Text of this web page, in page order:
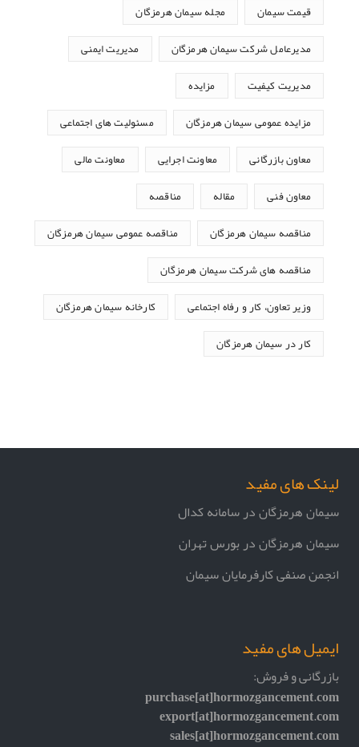
قیمت سیمان مجله سیمان هرمزگان
مدیرعامل شرکت سیمان هرمزگان مدیریت ایمنی
مدیریت کیفیت مزایده
مزایده عمومی سیمان هرمزگان مسئولیت های اجتماعی
معاون بازرگانی معاونت اجرایی معاونت مالی
معاون فنی مقاله مناقصه
مناقصه سیمان هرمزگان مناقصه عمومی سیمان هرمزگان
مناقصه های شرکت سیمان هرمزگان
وزیر تعاون، کار و رفاه اجتماعی کارخانه سیمان هرمزگان
کار در سیمان هرمزگان
لینک های مفید
سیمان هرمزگان در سامانه کدال
سیمان هرمزگان در بورس تهران
انجمن صنفی کارفرمایان سیمان
ایمیل های مفید
بازرگانی و فروش:
purchase[at]hormozgancement.com
export[at]hormozgancement.com
sales[at]hormozgancement.com